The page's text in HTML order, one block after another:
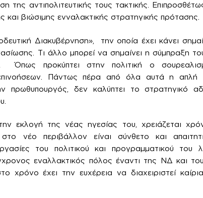
της αντιπολιτευτικής τους τακτικής.
και βιώσιμης ενναλακτικής στρατηγικής πρότασης.
Διακυβέρνηση», την οποία έχει κάνει
Τι άλλο μπορεί να σημαίνει η
προκύπτει στην πολιτική ο
Πάντως πέρα από όλα αυτά η απλή
πρωθυπουργός, δεν καλύπτει το στρατηγικό
εκλογή της νέας ηγεσίας του, χρειάζεται
νέο περιβάλλον είναι σύνθετο και
του πολιτικού και προγραμματικού του
εναλλακτικός πόλος έναντι της ΝΔ και
χρόνο έχει την ευχέρεια να διαχειριστεί